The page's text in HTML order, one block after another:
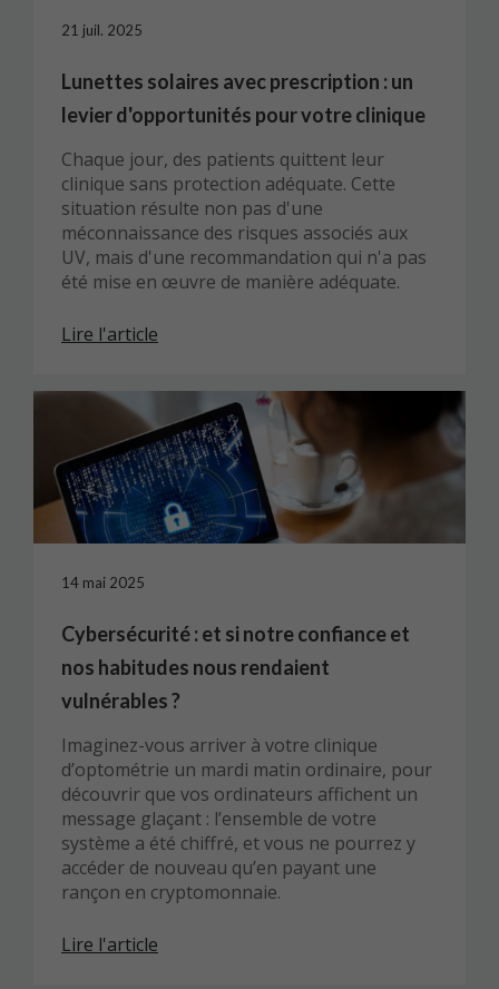
21 juil. 2025
Lunettes solaires avec prescription : un
levier d'opportunités pour votre clinique
Chaque jour, des patients quittent leur
clinique sans protection adéquate. Cette
situation résulte non pas d'une
méconnaissance des risques associés aux
UV, mais d'une recommandation qui n'a pas
été mise en œuvre de manière adéquate.
Lire l'article
14 mai 2025
Cybersécurité : et si notre confiance et
nos habitudes nous rendaient
vulnérables ?
Imaginez-vous arriver à votre clinique
d’optométrie un mardi matin ordinaire, pour
découvrir que vos ordinateurs affichent un
message glaçant : l’ensemble de votre
système a été chiffré, et vous ne pourrez y
accéder de nouveau qu’en payant une
rançon en cryptomonnaie.
Lire l'article